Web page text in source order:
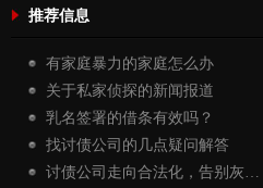
推荐信息
有家庭暴力的家庭怎么办
关于私家侦探的新闻报道
乳名签署的借条有效吗？
找讨债公司的几点疑问解答
讨债公司走向合法化，告别灰…